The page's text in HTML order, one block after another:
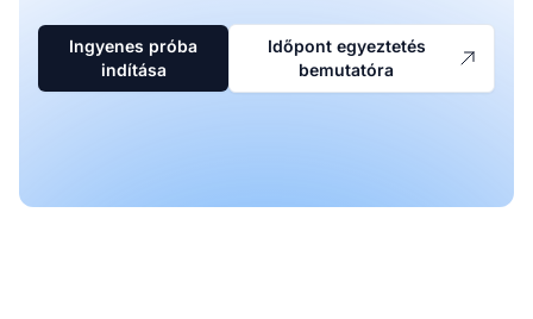
Ingyenes próba
indítása
Időpont egyeztetés
bemutatóra